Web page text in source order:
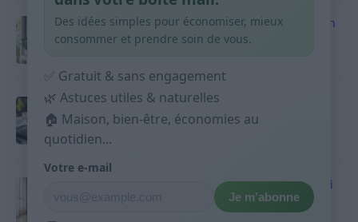
Produits ménagers : comment économiser en
courses sans acheter 10 sprays
Budget mensuel : méthode rapide pour
répartir son salaire dès le jour de paie
9 avril 2026
Sport 10 minutes par jour est-ce utile et quoi
Des idées simples pour économiser, mieux
consommer et prendre soin de vous.
✅ Gratuit & sans engagement
🌿 Astuces utiles & naturelles
🏠 Maison, bien-être, économies au
quotidien...
Votre e-mail
Je m’abonne